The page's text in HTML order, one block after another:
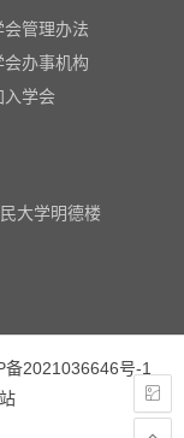
会管理办法
会办事机构
入学会
大学明德楼
备2021036646号-1